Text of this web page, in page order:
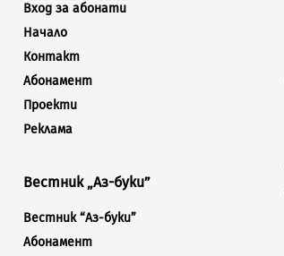
Вход за абонати
Начало
Контакт
Абонамент
Проекти
Реклама
Вестник „Аз-буки”
Вестник “Аз-буки”
Абонамент